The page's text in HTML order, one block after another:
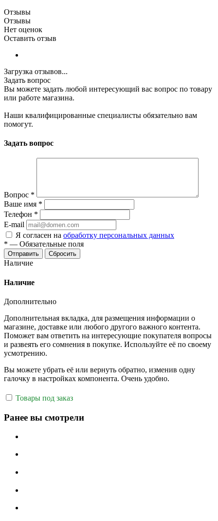
Отзывы
Отзывы
Нет оценок
Оставить отзыв
Загрузка отзывов...
Задать вопрос
Вы можете задать любой интересующий вас вопрос по товару
или работе магазина.
Наши квалифицированные специалисты обязательно вам
помогут.
Задать вопрос
Вопрос *
Ваше имя *
Телефон *
E-mail
Я согласен на обработку персональных данных
* — Обязательные поля
Отправить Сбросить
Наличие
Наличие
Дополнительно
Дополнительная вкладка, для размещения информации о
магазине, доставке или любого другого важного контента.
Поможет вам ответить на интересующие покупателя вопросы
и развеять его сомнения в покупке. Используйте её по своему
усмотрению.
Вы можете убрать её или вернуть обратно, изменив одну
галочку в настройках компонента. Очень удобно.
Товары под заказ
Ранее вы смотрели